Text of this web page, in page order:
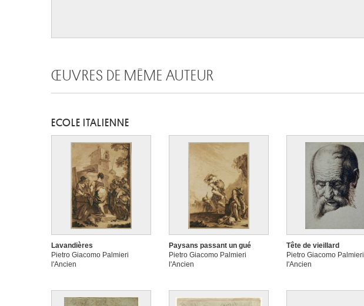
ŒUVRES DE MÊME AUTEUR
ECOLE ITALIENNE
Lavandières
Pietro Giacomo Palmieri
l'Ancien
Paysans passant un gué
Pietro Giacomo Palmieri
l'Ancien
Tête de vieillard
Pietro Giacomo Palmieri
l'Ancien